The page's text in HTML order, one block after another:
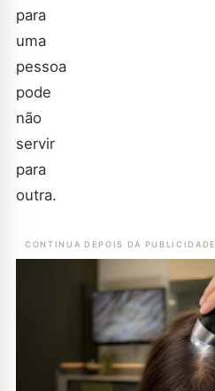
para
uma
pessoa
pode
não
servir
para
outra.
CONTINUA DEPOIS DA PUBLICIDADE